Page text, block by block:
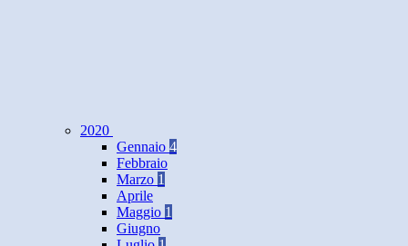
2020
Gennaio 4
Febbraio
Marzo 1
Aprile
Maggio 1
Giugno